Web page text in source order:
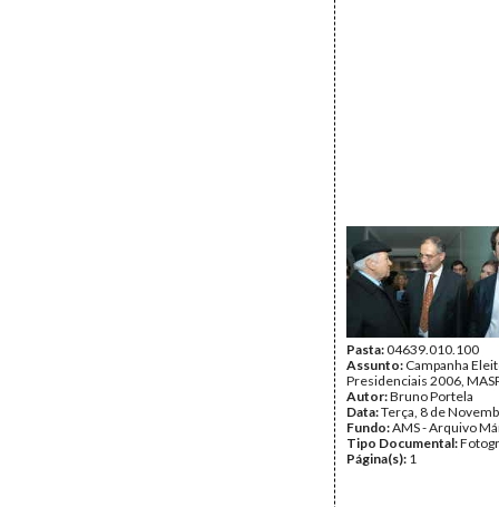
Pasta:04639.010.100
Assunto: Campanha
Presidenciais 2006,
Autor:Bruno Portela
Data:Terça, 8 de
Fundo:AMS - Arquivo
Tipo Documental:
Página(s): 1